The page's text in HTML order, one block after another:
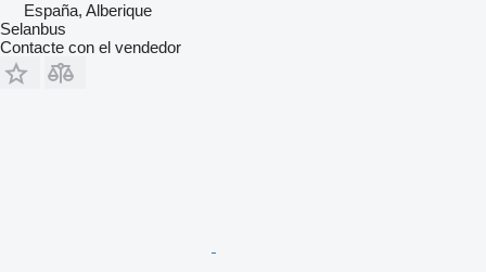
España, Alberique
Selanbus
Contacte con el vendedor